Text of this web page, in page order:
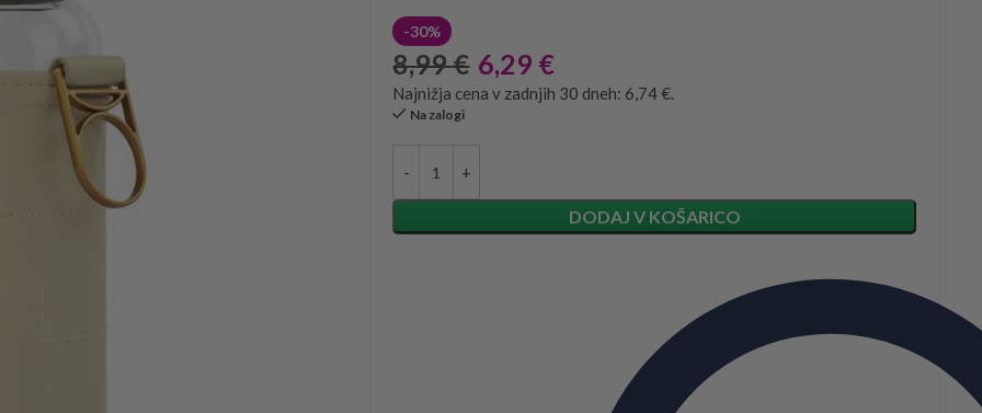
-30%
8,99€ 6,29 €
Najnižja cena v zadnjih 30 dneh: 6,74 €.
Na zalogi
DODAJ V KOŠARICO